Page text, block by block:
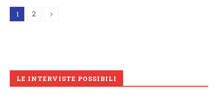
1 2
LE INTERVISTE POSSIBILI